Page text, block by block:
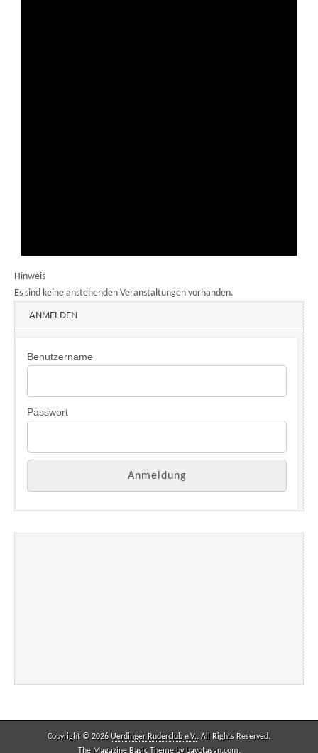
Hinweis
Es sind keine anstehenden Veranstaltungen vorhanden.
ANMELDEN
Benutzername
Passwort
Copyright © 2026Uerdinger Ruderclub e.V.. All Rights Reserved.
The Magazine Basic Theme by bavotasan.com.